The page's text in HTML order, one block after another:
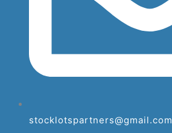
stocklotspartners@gmail.com